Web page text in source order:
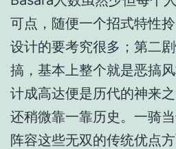
可点，随便一个招式特性
设计的要考究很多；第二
搞，基本上整个就是恶搞
计成高达便是历代的神来
还稍微靠一靠历史。一骑
阵容这些无双的传统优点